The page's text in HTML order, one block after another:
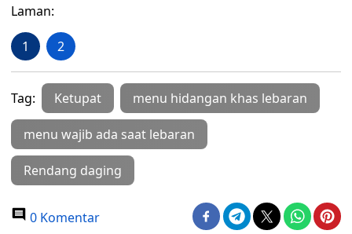
Laman:
1 2
Tag: Ketupat menu hidangan khas lebaran
menu wajib ada saat lebaran
Rendang daging
0 Komentar